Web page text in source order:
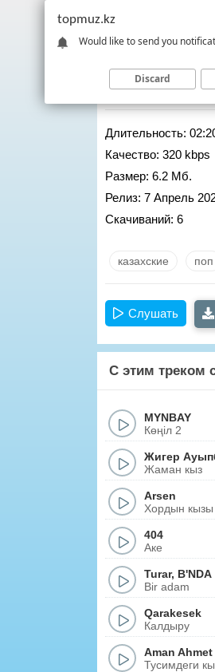
ARLAN
Длительность:
Качество: 320 kbps
Размер: 6.2 Мб.
Релиз: 7 Апрель
Скачиваний: 6
казахские поп
Слушать
С этим треком
MYNBAY
Көңіл 2
Жигер
Жаман кыз
Arsen
Хордын кызы
404
Аке
Turar, B'NDA
Bir adam
Qarakesek
Калдыру
Aman Ahmet
Тусимдеги
topmuz.kz
Would like to send you
Discard